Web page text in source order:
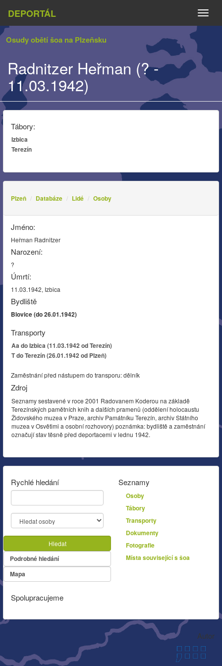
DEPORTÁL
Osudy obětí šoa na Plzeňsku
Radnitzer Heřman (? -
11.03.1942)
Tábory:
Izbica
Terezín
Plzeň Databáze Lidé Osoby
Jméno:
Heřman Radnitzer
Narození:
?
Úmrtí:
11.03.1942, Izbica
Bydliště
Blovice (do 26.01.1942)
Transporty
Aa do Izbica (11.03.1942 od Terezín)
T do Terezín (26.01.1942 od Plzeň)
Zaměstnání před nástupem do transporu: dělník
Zdroj
Seznamy sestavené v roce 2001 Radovanem Koderou na základě
Terezínských pamětních knih a dalších pramenů (oddělení holocaustu
Židovského muzea v Praze, archiv Památníku Terezín, archiv Státního
muzea v Osvětimi a osobní rozhovory) poznámka: bydliště a zaměstnání
označují stav těsně před deportacemi v lednu 1942.
Rychlé hledání
Hledat
Podrobné hledání
Mapa
Seznamy
Osoby
Tábory
Transporty
Dokumenty
Fotografie
Místa související s šoa
Spolupracujeme
Autor